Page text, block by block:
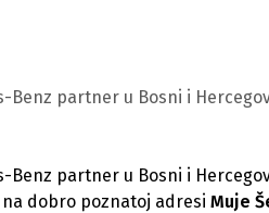
Benz partner u Bosni i
Benz partner u Bosni i
dobro poznatoj adresi Muje